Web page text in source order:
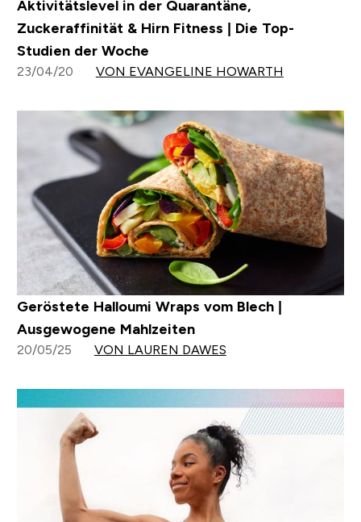
Aktivitätslevel in der Quarantäne,
Zuckeraffinität & Hirn Fitness | Die Top-
Studien der Woche
23/04/20 VON EVANGELINE HOWARTH
Geröstete Halloumi Wraps vom Blech |
Ausgewogene Mahlzeiten
20/05/25 VON LAUREN DAWES